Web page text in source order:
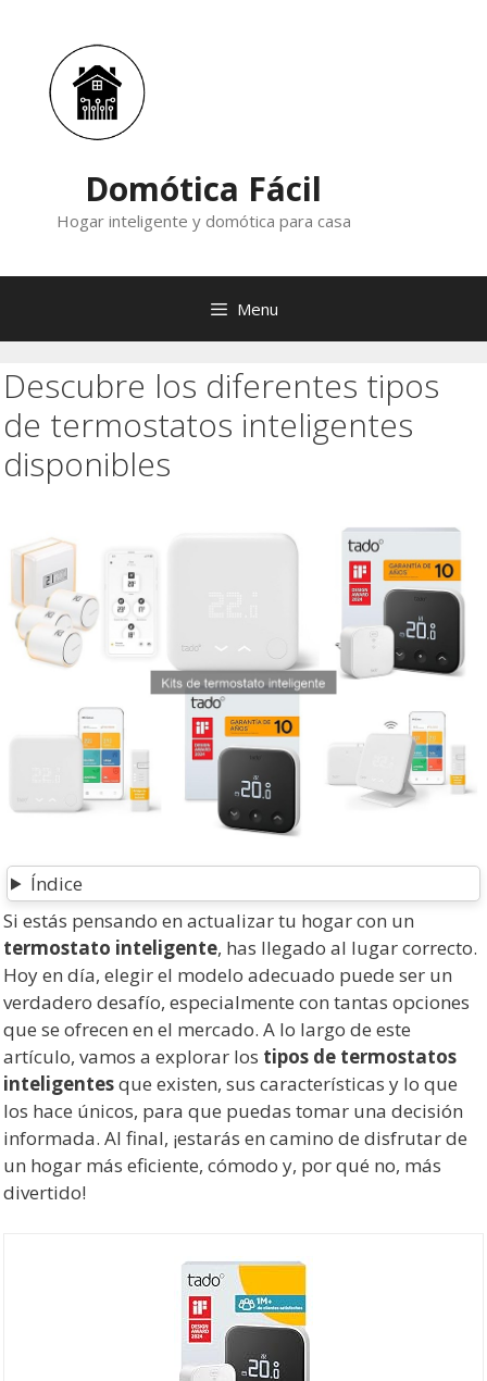
content
Domótica Fácil
Hogar inteligente y domótica para casa
Menu
Descubre los diferentes tipos
de termostatos inteligentes
disponibles
Índice
Si estás pensando en actualizar tu hogar con un
termostato inteligente, has llegado al lugar correcto.
Hoy en día, elegir el modelo adecuado puede ser un
verdadero desafío, especialmente con tantas opciones
que se ofrecen en el mercado. A lo largo de este
artículo, vamos a explorar los tipos de termostatos
inteligentesque existen, sus características y lo que
los hace únicos, para que puedas tomar una decisión
informada. Al final, ¡estarás en camino de disfrutar de
un hogar más eficiente, cómodo y, por qué no, más
divertido!